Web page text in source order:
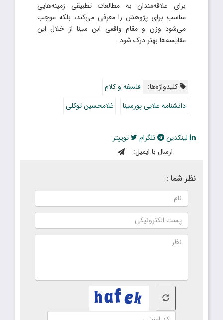
برای علاقه‌مندان به مطالعات تطبیقی زمینه‌هایی
مناسب برای پژوهش را معرفی می‌کند، بلکه موجب
می‌شود وزن و مقام واقعی ابن سینا از خلال این
مقایسه‌ها بهتر درک شود.
کلیدواژه‌ها:
فلسفه و کلام
دانشنامه علایی پورسینا
غلامحسین توکلی
لینکدین تلگرام
توییتر
ارسال با ایمیل:
نظر شما :